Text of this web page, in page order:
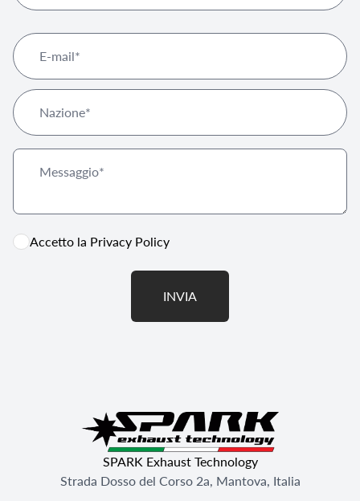
Accetto la Privacy Policy
INVIA
SPARK Exhaust Technology
Strada Dosso del Corso 2a, Mantova, Italia